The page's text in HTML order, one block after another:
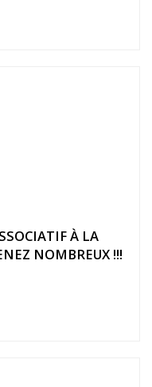
À LA
NOMBREUX !!!